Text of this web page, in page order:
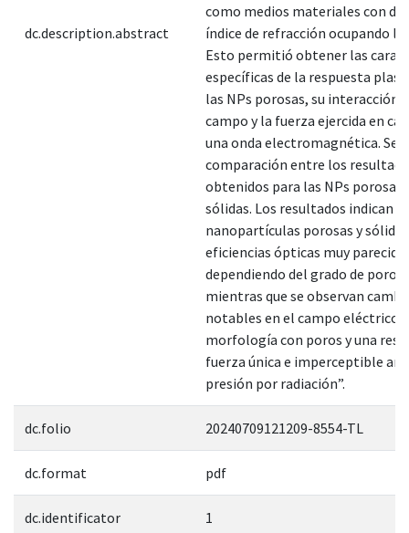
dc.description.abstract
como medios materiales con
índice de refracción ocupando
Esto permitió obtener las
específicas de la respuesta
las NPs porosas, su interacción
campo y la fuerza ejercida en
una onda electromagnética. Se
comparación entre los
obtenidos para las NPs porosas
sólidas. Los resultados indican
nanopartículas porosas y
eficiencias ópticas muy
dependiendo del grado de
mientras que se observan
notables en el campo eléctrico
morfología con poros y una
fuerza única e imperceptible
presión por radiación”.
dc.folio 20240709121209-8554-TL
dc.format pdf
dc.identificator 1